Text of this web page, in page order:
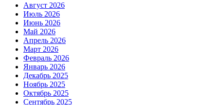
Август 2026
Июль 2026
Июнь 2026
Май 2026
Апрель 2026
Март 2026
Февраль 2026
Январь 2026
Декабрь 2025
Ноябрь 2025
Октябрь 2025
Сентябрь 2025